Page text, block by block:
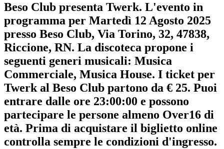
Beso Club presenta Twerk. L'evento in
programma per Martedì 12 Agosto 2025
presso Beso Club, Via Torino, 32, 47838,
Riccione, RN. La discoteca propone i
seguenti generi musicali: Musica
Commerciale, Musica House. I ticket per
Twerk al Beso Club partono da € 25. Puoi
entrare dalle ore 23:00:00 e possono
partecipare le persone almeno Over16 di
età. Prima di acquistare il biglietto online
controlla sempre le condizioni d'ingresso.